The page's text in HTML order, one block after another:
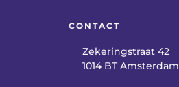
CONTACT
Zekeringstraat 42
1014 BT Amsterdam